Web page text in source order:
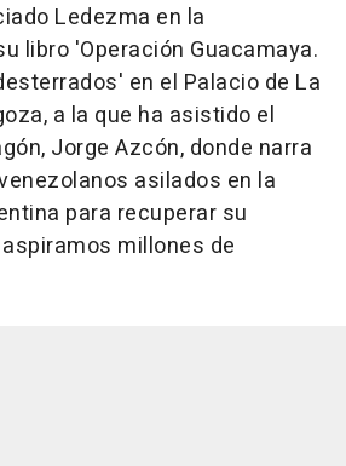
Ledezma en la
libro 'Operación Guacamaya.
en el Palacio de La
a la que ha asistido el
Jorge Azcón, donde narra
asilados en la
para recuperar su
millones de